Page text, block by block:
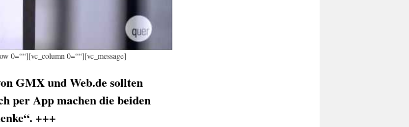
0=““][vc_column 0=““][vc_message]
GMX und Web.de sollten
per App machen die beiden
+++